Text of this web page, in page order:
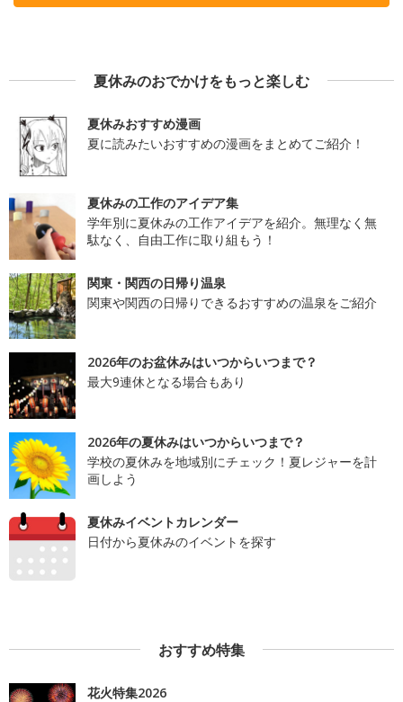
夏休みのおでかけをもっと楽しむ
夏休みおすすめ漫画
夏に読みたいおすすめの漫画をまとめてご紹介！
夏休みの工作のアイデア集
学年別に夏休みの工作アイデアを紹介。無理なく無
駄なく、自由工作に取り組もう！
関東・関西の日帰り温泉
関東や関西の日帰りできるおすすめの温泉をご紹介
2026年のお盆休みはいつからいつまで？
最大9連休となる場合もあり
2026年の夏休みはいつからいつまで？
学校の夏休みを地域別にチェック！夏レジャーを計
画しよう
夏休みイベントカレンダー
日付から夏休みのイベントを探す
おすすめ特集
花火特集2026